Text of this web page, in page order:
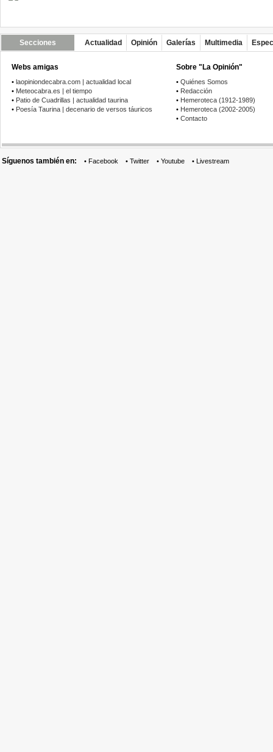
Secciones Actualidad Opinión Galerías Multimedia
Webs amigas
• laopiniondecabra.com | actualidad local
• Meteocabra.es | el tiempo
• Patio de Cuadrillas | actualidad taurina
• Poesía Taurina | decenario de versos táuricos
Sobre "La Opinión"
• Quiénes Somos
• Redacción
• Hemeroteca (1912-1989)
• Hemeroteca (2002-2005)
• Contacto
Síguenos también en: • Facebook • Twitter • Youtube • Livestream